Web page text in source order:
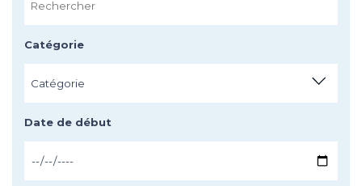
Catégorie
Catégorie
Date de début